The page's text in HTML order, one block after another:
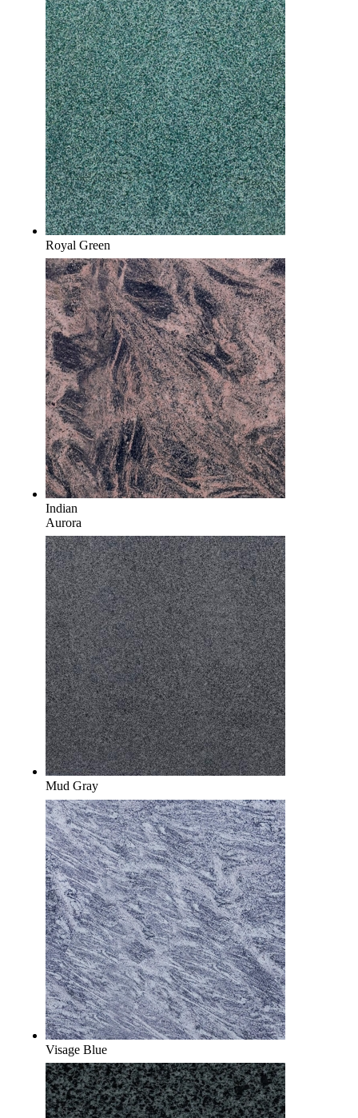
Royal Green
Indian
Aurora
Mud Gray
Visage Blue